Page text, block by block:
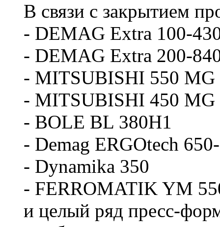
В связи с закрытием
- DEMAG Extra 100-
- DEMAG Extra 200-
- MITSUBISHI 550 MG
- MITSUBISHI 450 MG
- BOLE BL 380H1
- Demag ERGOtech
- Dynamika 350
- FERROMATIK YM
и целый ряд пресс-